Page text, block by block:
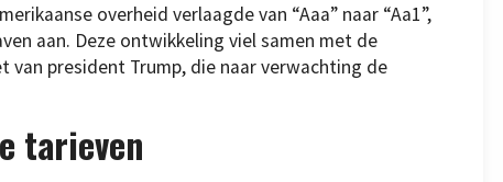
overheid verlaagde van “Aaa” naar “Aa1”,
aan. Deze ontwikkeling viel samen met de
president Trump, die naar verwachting de
tarieven